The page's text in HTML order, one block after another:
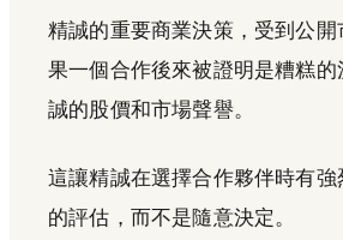
精誠的重要商業決策，受到公開
果一個合作後來被證明是糟糕
誠的股價和市場聲譽。
這讓精誠在選擇合作夥伴時有
的評估，而不是隨意決定。